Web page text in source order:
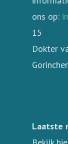
ons op:
15
Dokter
Laatste